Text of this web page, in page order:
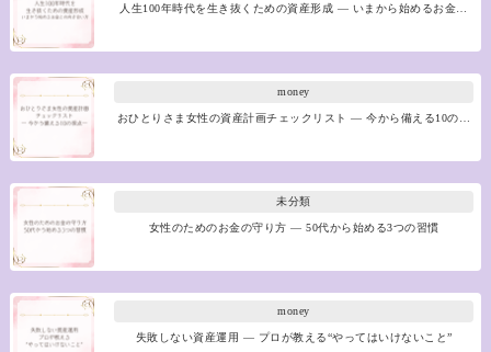
人生100年時代を生き抜くための資産形成 ― いまから始めるお金…
money
おひとりさま女性の資産計画チェックリスト ― 今から備える10の…
未分類
女性のためのお金の守り方 ― 50代から始める3つの習慣
money
失敗しない資産運用 ― プロが教える“やってはいけないこと”